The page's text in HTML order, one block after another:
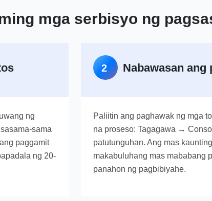
mga serbisyo ng
ng
sama
paggamit
ng 20-
2 Nabawasan ang
Paliitin ang paghawak ng mga
na proseso: Tagagawa →
patutunguhan. Ang mas
makabuluhang mas mababang
panahon ng pagbibiyahe.